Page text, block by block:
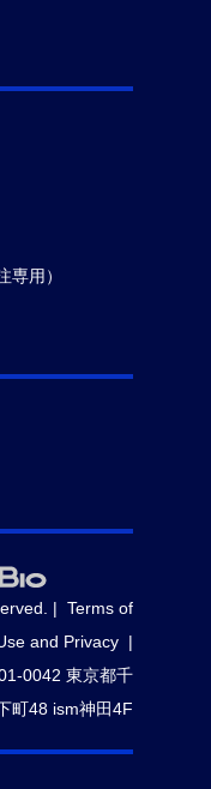
用）
| Terms of
and Privacy |
0042 東京都千
町48 ism神田4F